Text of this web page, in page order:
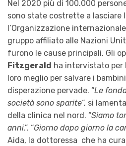
Nel 2020 più di 100.000
sono state costrette a lasciare
l’Organizzazione
gruppo affiliato alle Nazioni
furono le cause principali. Gli
Fitzgerald ha intervistato per
loro meglio per salvare i
disperazione pervade. “Le
società sono sparite“, si
della clinica nel nord. “Siamo
anni.”. “Giorno dopo giorno la
Aida, la dottoressa che ha